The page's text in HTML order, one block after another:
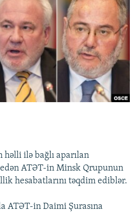
STANDARTLARIMIZ
həlli ilə bağlı aparılan
ATƏT-in Minsk Qrupunun
hesabatlarını təqdim ediblər.
ATƏT-in Daimi Şurasına